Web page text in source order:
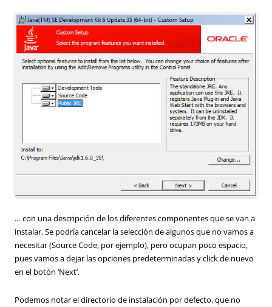
… con una descripción de los diferentes componentes que se van a
instalar. Se podría cancelar la selección de algunos que no vamos a
necesitar (Source Code, por ejemplo), pero ocupan poco espacio,
pues vamos a dejar las opciones predeterminadas y click de nuevo
en el botón ‘Next’.
Podemos notar el directorio de instalación por defecto, que no